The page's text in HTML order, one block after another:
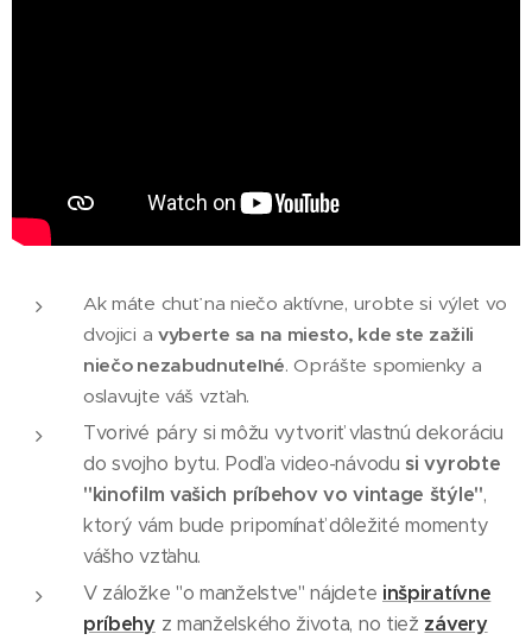
Ak máte chuť na niečo aktívne, urobte si výlet vo
dvojici a vyberte sa na miesto, kde ste zažili
niečo nezabudnuteľné. Oprášte spomienky a
oslavujte váš vzťah.
Tvorivé páry si môžu vytvoriť vlastnú dekoráciu
do svojho bytu. Podľa video-návodusi vyrobte
"kinofilm vašich príbehov vo vintage štýle",
ktorý vám bude pripomínať dôležité momenty
vášho vzťahu.
V záložke "o manželstve" nájdete inšpiratívne
príbehyz manželského života, no tiež závery